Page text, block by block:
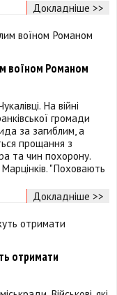
Докладніше >>
воїном Романом
На війні
громади
за загиблим, а
прощання з
та чин похорону.
"Поховають
Докладніше >>
отримати